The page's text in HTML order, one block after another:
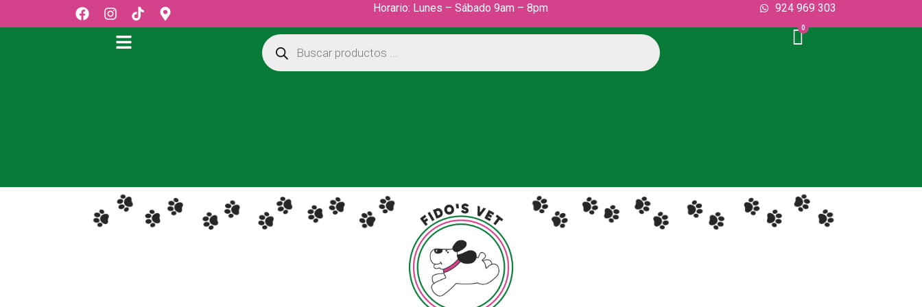
Horario: Lunes – Sábado 9am – 8pm 924 969 303